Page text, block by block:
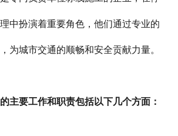
中扮演着重要角色，他们通过专业的
为城市交通的顺畅和安全贡献力量。
主要工作和职责包括以下几个方面：